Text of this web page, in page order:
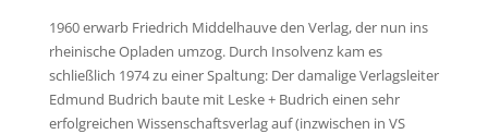
1960 erwarb Friedrich Middelhauve den Verlag, der nun ins
rheinische Opladen umzog. Durch Insolvenz kam es
schließlich 1974 zu einer Spaltung: Der damalige Verlagsleiter
Edmund Budrich baute mit Leske + Budrich einen sehr
erfolgreichen Wissenschaftsverlag auf (inzwischen in VS